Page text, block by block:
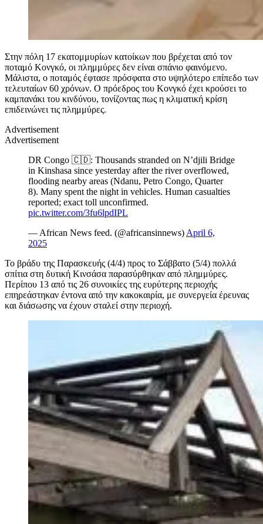
Στην πόλη 17 εκατομμυρίων κατοίκων που βρέχεται από τον
ποταμό Κονγκό, οι πλημμύρες δεν είναι σπάνιο φαινόμενο.
Μάλιστα, ο ποταμός έφτασε πρόσφατα στο υψηλότερο επίπεδο των
τελευταίων 60 χρόνων. Ο πρόεδρος του Κονγκό έχει κρούσει το
καμπανάκι του κινδύνου, τονίζοντας πως η κλιματική κρίση
επιδεινώνει τις πλημμύρες.
Advertisement
Advertisement
DR Congo 🇨🇩: Thousands stranded on N’djili Bridge
in Kinshasa since yesterday after the river overflowed,
flooding nearby areas (Ndanu, Petro Congo, Quarter
8). Many spent the night in vehicles. Human casualties
reported; exact toll unconfirmed.
pic.twitter.com/3fu6lpdIPL
— African News feed. (@africansinnews) April 6,
2025
Το βράδυ της Παρασκευής (4/4) προς το Σάββατο (5/4) πολλά
σπίτια στη δυτική Κινσάσα παρασύρθηκαν από πλημμύρες.
Περίπου 13 από τις 26 συνοικίες της ευρύτερης περιοχής
επηρεάστηκαν έντονα από την κακοκαιρία, με συνεργεία έρευνας
και διάσωσης να έχουν σταλεί στην περιοχή.